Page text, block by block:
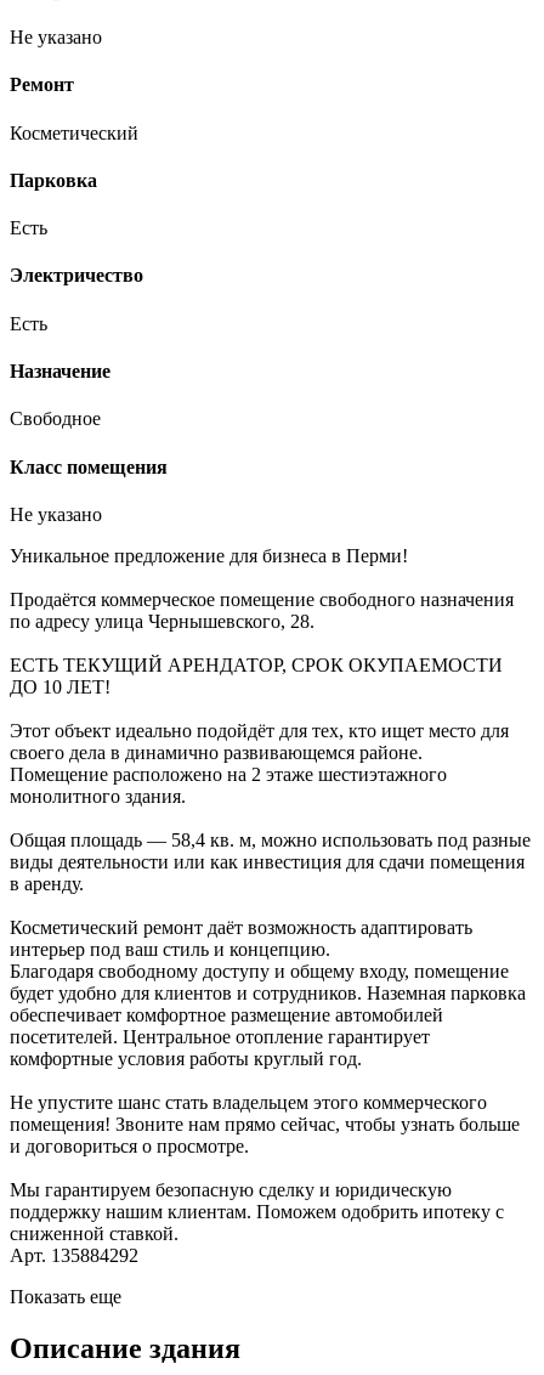
Не указано
Ремонт
Косметический
Парковка
Есть
Электричество
Есть
Назначение
Свободное
Класс помещения
Не указано
Уникальное предложение для бизнеса в Перми!
Продаётся коммерческое помещение свободного назначения
по адресу улица Чернышевского, 28.
ЕСТЬ ТЕКУЩИЙ АРЕНДАТОР, СРОК ОКУПАЕМОСТИ
ДО 10 ЛЕТ!
Этот объект идеально подойдёт для тех, кто ищет место для
своего дела в динамично развивающемся районе.
Помещение расположено на 2 этаже шестиэтажного
монолитного здания.
Общая площадь — 58,4 кв. м, можно использовать под разные
виды деятельности или как инвестиция для сдачи помещения
в аренду.
Косметический ремонт даёт возможность адаптировать
интерьер под ваш стиль и концепцию.
Благодаря свободному доступу и общему входу, помещение
будет удобно для клиентов и сотрудников. Наземная парковка
обеспечивает комфортное размещение автомобилей
посетителей. Центральное отопление гарантирует
комфортные условия работы круглый год.
Не упустите шанс стать владельцем этого коммерческого
помещения! Звоните нам прямо сейчас, чтобы узнать больше
и договориться о просмотре.
Мы гарантируем безопасную сделку и юридическую
поддержку нашим клиентам. Поможем одобрить ипотеку с
сниженной ставкой.
Арт. 135884292
Показать еще
Описание здания